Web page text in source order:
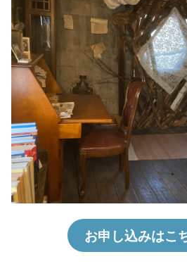
お申し込みはこ